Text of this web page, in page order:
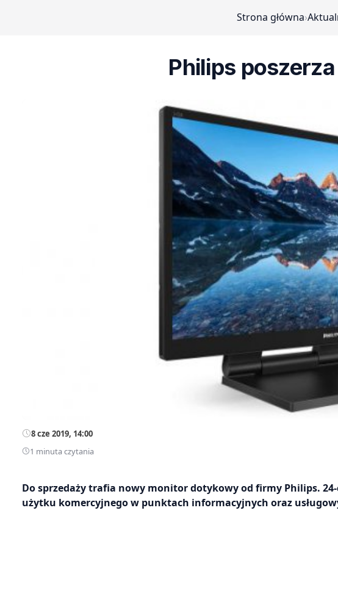
Strona główna›
Philips
8 cze 2019, 14:00
1 minuta czytania
Do sprzedaży trafia nowy monitor dotykowy od firmy Philips.
użytku komercyjnego w punktach informacyjnych oraz